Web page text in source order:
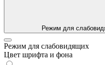
Режим для
Режим для слабовидящих
Цвет шрифта и фона